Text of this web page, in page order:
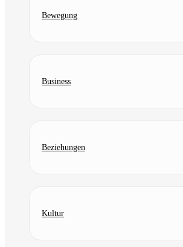
Bewegung
Business
Beziehungen
Kultur